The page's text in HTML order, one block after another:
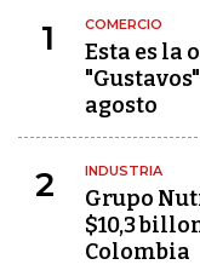
1 COMERCIO
Esta es la
agosto
2 INDUSTRIA
Grupo
$10,3
Colombia